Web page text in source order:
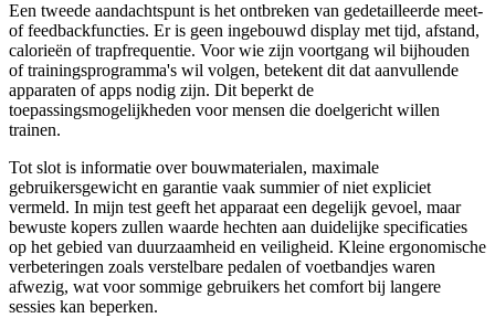
Een tweede aandachtspunt is het ontbreken van gedetailleerde meet-
of feedbackfuncties. Er is geen ingebouwd display met tijd, afstand,
calorieën of trapfrequentie. Voor wie zijn voortgang wil bijhouden
of trainingsprogramma's wil volgen, betekent dit dat aanvullende
apparaten of apps nodig zijn. Dit beperkt de
toepassingsmogelijkheden voor mensen die doelgericht willen
trainen.
Tot slot is informatie over bouwmaterialen, maximale
gebruikersgewicht en garantie vaak summier of niet expliciet
vermeld. In mijn test geeft het apparaat een degelijk gevoel, maar
bewuste kopers zullen waarde hechten aan duidelijke specificaties
op het gebied van duurzaamheid en veiligheid. Kleine ergonomische
verbeteringen zoals verstelbare pedalen of voetbandjes waren
afwezig, wat voor sommige gebruikers het comfort bij langere
sessies kan beperken.